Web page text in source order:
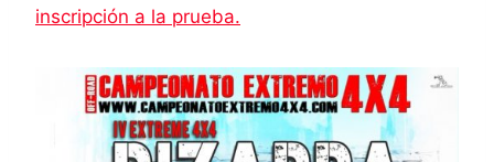
inscripción a la prueba.